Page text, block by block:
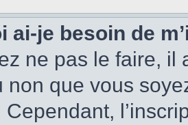
ai-je besoin de
ne pas le faire, il
non que vous
Cependant,